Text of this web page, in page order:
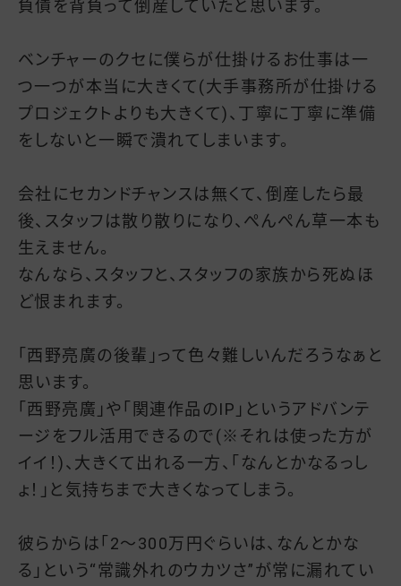
負債を背負って倒産していたと思います。
ベンチャーのクセに僕らが仕掛けるお仕事は一
つ一つが本当に大きくて(大手事務所が仕掛ける
プロジェクトよりも大きくて)、丁寧に丁寧に準備
をしないと一瞬で潰れてしまいます。
会社にセカンドチャンスは無くて、倒産したら最
後、スタッフは散り散りになり、ぺんぺん草一本も
生えません。
なんなら、スタッフと、スタッフの家族から死ぬほ
ど恨まれます。
「西野亮廣の後輩」って色々難しいんだろうなぁと
思います。
「西野亮廣」や「関連作品のIP」というアドバンテ
ージをフル活用できるので(※それは使った方が
イイ！)、大きくて出れる一方、「なんとかなるっし
ょ！」と気持ちまで大きくなってしまう。
彼らからは「2～300万円ぐらいは、なんとかな
る」という“常識外れのウカツさ”が常に漏れてい